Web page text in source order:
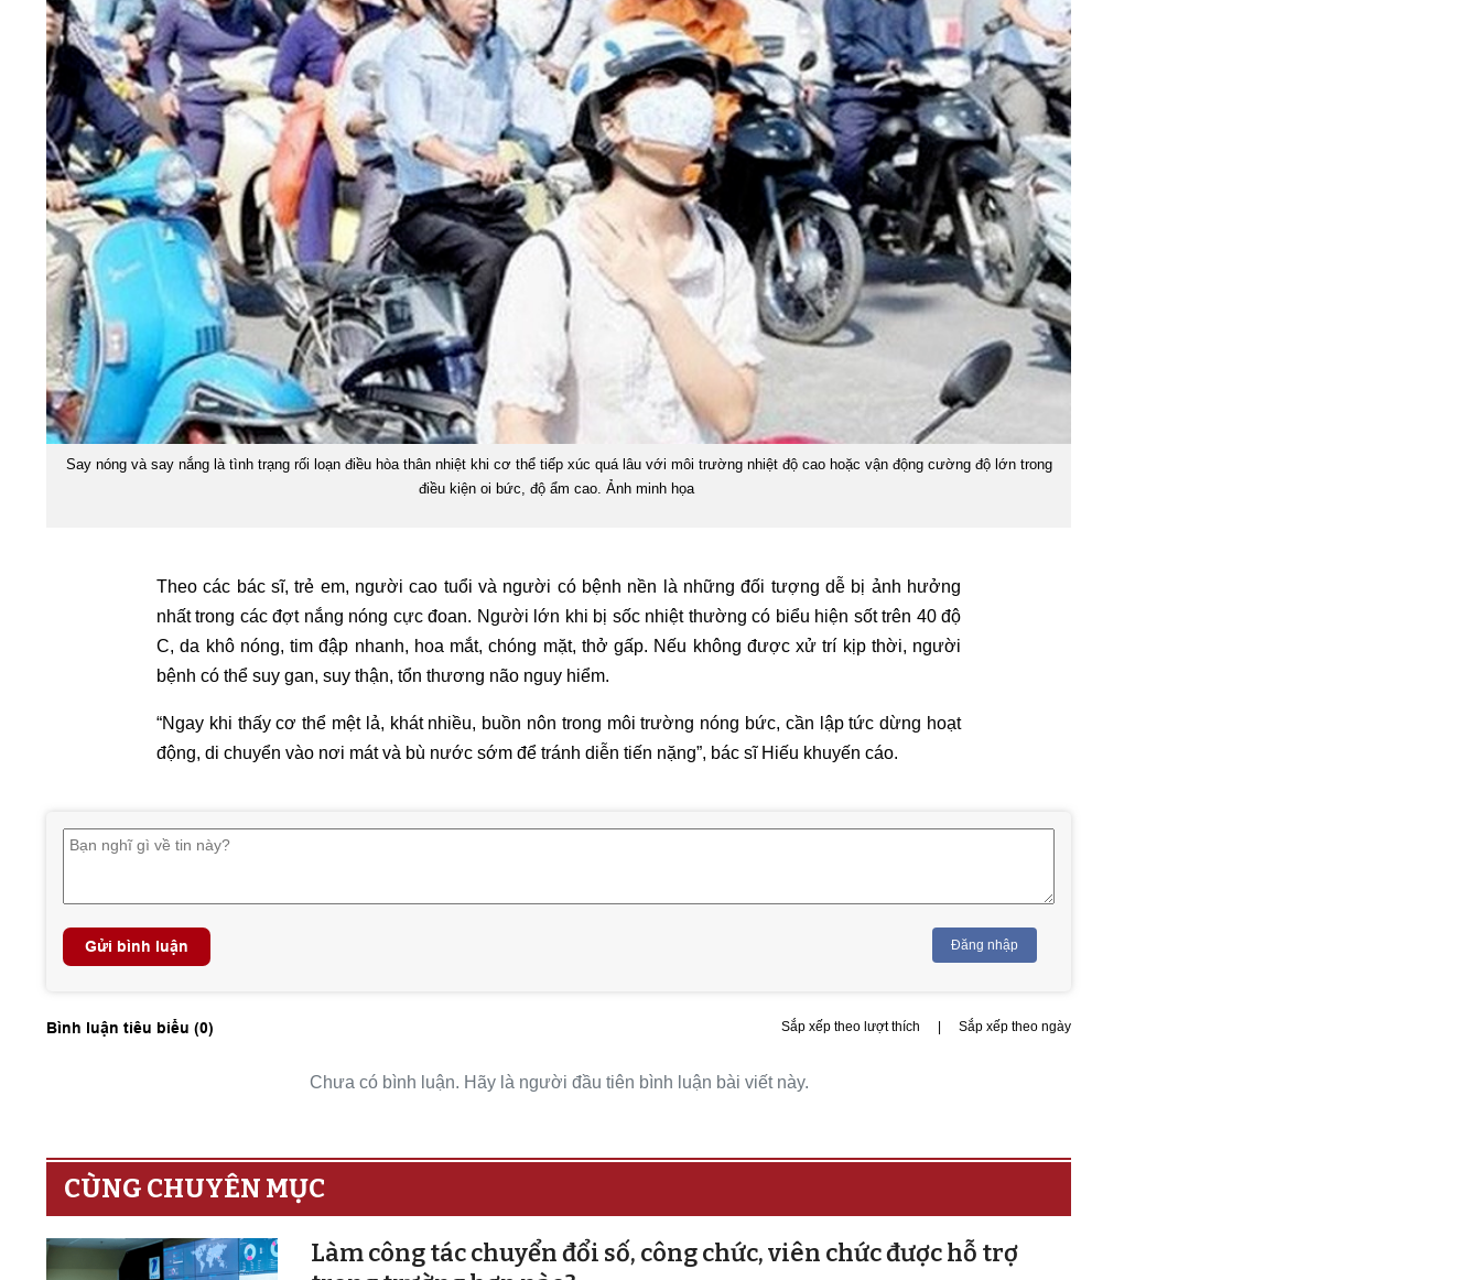
Say nóng và say nắng là tình trạng rối loạn điều hòa thân nhiệt khi cơ thể tiếp xúc quá lâu với môi trường nhiệt độ cao hoặc vận động cường độ lớn trong
điều kiện oi bức, độ ẩm cao. Ảnh minh họa
Theo các bác sĩ, trẻ em, người cao tuổi và người có bệnh nền là những đối tượng dễ bị ảnh hưởng
nhất trong các đợt nắng nóng cực đoan. Người lớn khi bị sốc nhiệt thường có biểu hiện sốt trên 40 độ
C, da khô nóng, tim đập nhanh, hoa mắt, chóng mặt, thở gấp. Nếu không được xử trí kịp thời, người
bệnh có thể suy gan, suy thận, tổn thương não nguy hiểm.
“Ngay khi thấy cơ thể mệt lả, khát nhiều, buồn nôn trong môi trường nóng bức, cần lập tức dừng hoạt
động, di chuyển vào nơi mát và bù nước sớm để tránh diễn tiến nặng”, bác sĩ Hiếu khuyến cáo.
Gửi bình luận Đăng nhập
Bình luận tiêu biểu (0) Sắp xếp theo lượt thích Sắp xếp theo ngày
Chưa có bình luận. Hãy là người đầu tiên bình luận bài viết này.
CÙNG CHUYÊN MỤC
Làm công tác chuyển đổi số, công chức, viên chức được hỗ trợ